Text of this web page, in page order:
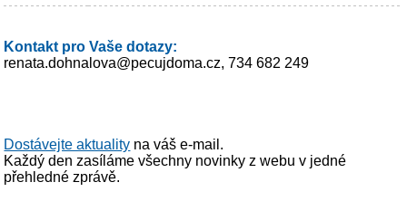
Kontakt pro Vaše dotazy:
renata.dohnalova@pecujdoma.cz, 734 682 249
Dostávejte aktuality na váš e-mail.
Každý den zasíláme všechny novinky z webu v jedné
přehledné zprávě.